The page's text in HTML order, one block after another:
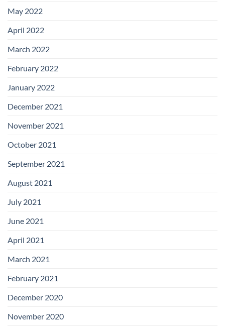
May 2022
April 2022
March 2022
February 2022
January 2022
December 2021
November 2021
October 2021
September 2021
August 2021
July 2021
June 2021
April 2021
March 2021
February 2021
December 2020
November 2020